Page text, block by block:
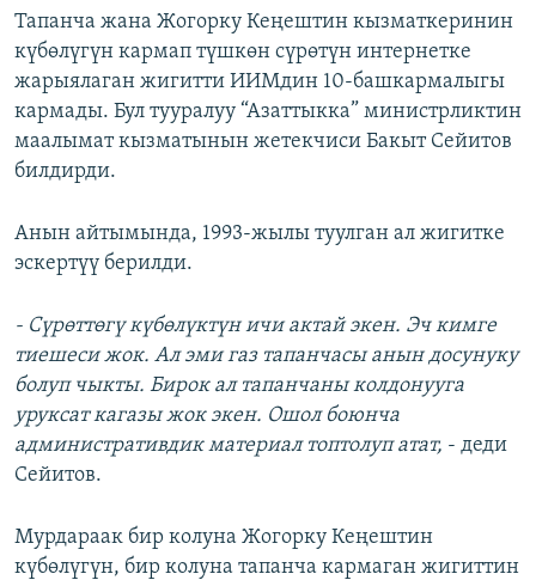
БИЗ ЖАНА ДҮЙНӨ
ДАНИСТЕ
ЭЖЕ-СИҢДИЛЕР
Русский
ОНЛАЙН ШЕРИНЕ
ЭЕ/АРнун бардык сайттары
Тапанча жана Жогорку Кеңештин кызматкеринин
күбөлүгүн кармап түшкөн сүрөтүн интернетке
жарыялаган жигитти ИИМдин 10-башкармалыгы
кармады. Бул тууралуу “Азаттыкка” министрликтин
маалымат кызматынын жетекчиси Бакыт Сейитов
билдирди.
Анын айтымында, 1993-жылы туулган ал жигитке
эскертүү берилди.
- Сүрөттөгү күбөлүктүн ичи актай экен. Эч кимге
тиешеси жок. Ал эми газ тапанчасы анын досунуку
болуп чыкты. Бирок ал тапанчаны колдонууга
уруксат кагазы жок экен. Ошол боюнча
административдик материал топтолуп атат, - деди
Сейитов.
Мурдараак бир колуна Жогорку Кеңештин
күбөлүгүн, бир колуна тапанча кармаган жигиттин